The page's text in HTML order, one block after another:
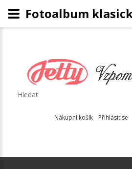
Nákupní košík Přihlásit se